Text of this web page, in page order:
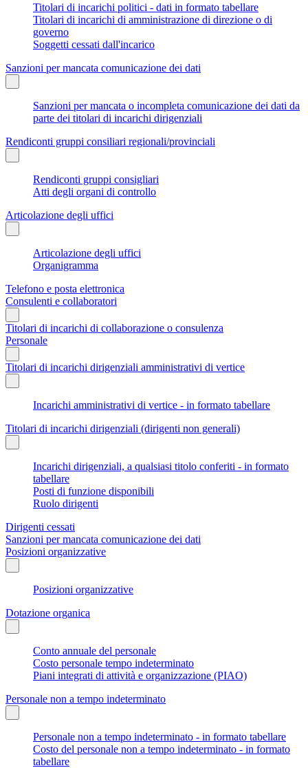
Titolari di incarichi politici - dati in formato tabellare
Titolari di incarichi di amministrazione di direzione o di
governo
Soggetti cessati dall'incarico
Sanzioni per mancata comunicazione dei dati
Sanzioni per mancata o incompleta comunicazione dei dati da
parte dei titolari di incarichi dirigenziali
Rendiconti gruppi consiliari regionali/provinciali
Rendiconti gruppi consigliari
Atti degli organi di controllo
Articolazione degli uffici
Articolazione degli uffici
Organigramma
Telefono e posta elettronica
Consulenti e collaboratori
Titolari di incarichi di collaborazione o consulenza
Personale
Titolari di incarichi dirigenziali amministrativi di vertice
Incarichi amministrativi di vertice - in formato tabellare
Titolari di incarichi dirigenziali (dirigenti non generali)
Incarichi dirigenziali, a qualsiasi titolo conferiti - in formato
tabellare
Posti di funzione disponibili
Ruolo dirigenti
Dirigenti cessati
Sanzioni per mancata comunicazione dei dati
Posizioni organizzative
Posizioni organizzative
Dotazione organica
Conto annuale del personale
Costo personale tempo indeterminato
Piani integrati di attività e organizzazione (PIAO)
Personale non a tempo indeterminato
Personale non a tempo indeterminato - in formato tabellare
Costo del personale non a tempo indeterminato - in formato
tabellare